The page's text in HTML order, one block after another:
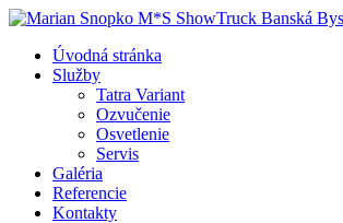
Úvodná stránka
Služby
Tatra Variant
Ozvučenie
Osvetlenie
Servis
Galéria
Referencie
Kontakty